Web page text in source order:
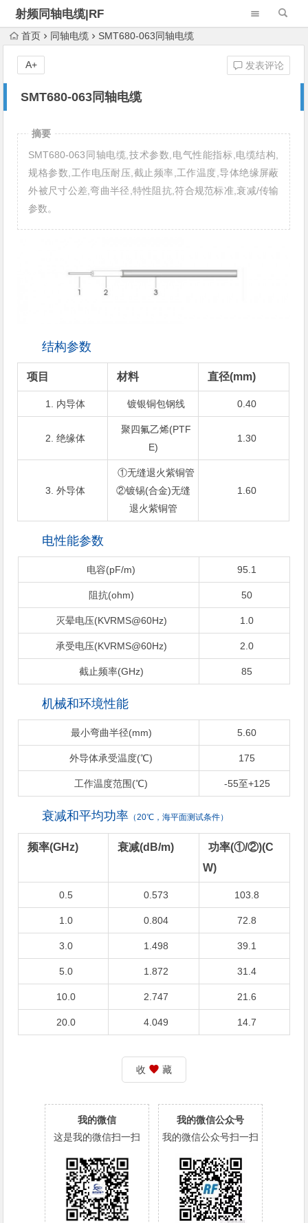
射频同轴电缆|RF
Cable Assembly
首页 同轴电缆 SMT680-063同轴电缆
SMT680-063同轴电缆
发表评论
A+
摘要
SMT680-063同轴电缆,技术参数,电气性能指标,电缆结构,
规格参数,工作电压耐压,截止频率,工作温度,导体绝缘屏蔽
外被尺寸公差,弯曲半径,特性阻抗,符合规范标准,衰减/传输
参数。
结构参数
项目 材料 直径(mm)
1. 内导体 镀银铜包钢线 0.40
2. 绝缘体
聚四氟乙烯(PTF
E)
1.30
3. 外导体
①无缝退火紫铜管
②镀锡(合金)无缝
退火紫铜管
1.60
电性能参数
电容(pF/m) 95.1
阻抗(ohm) 50
灭晕电压(KVRMS@60Hz) 1.0
承受电压(KVRMS@60Hz) 2.0
截止频率(GHz) 85
机械和环境性能
最小弯曲半径(mm) 5.60
外导体承受温度(℃) 175
工作温度范围(℃) -55至+125
衰减和平均功率 （20℃，海平面测试条件）
频率(GHz) 衰减(dB/m)
功率(①/②)(C
W)
0.5 0.573 103.8
1.0 0.804 72.8
3.0 1.498 39.1
5.0 1.872 31.4
10.0 2.747 21.6
20.0 4.049 14.7
收 藏
我的微信
这是我的微信扫一扫
我的微信公众号
我的微信公众号扫一扫